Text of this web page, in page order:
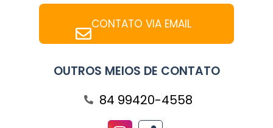
CONTATO VIA EMAIL
OUTROS MEIOS DE CONTATO
84 99420-4558